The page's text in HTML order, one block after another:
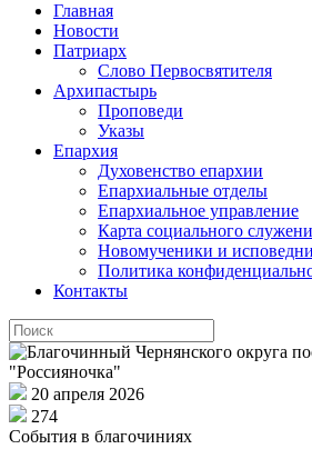
Главная
Новости
Патриарх
Слово Первосвятителя
Архипастырь
Проповеди
Указы
Епархия
Духовенство епархии
Епархиальные отделы
Епархиальное управление
Карта социального
Новомученики и
Политика
Контакты
20 апреля 2026
274
События в благочиниях